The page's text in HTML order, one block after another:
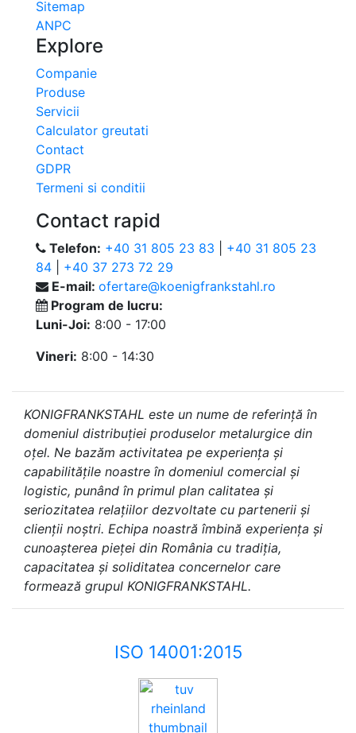
Sitemap
ANPC
Explore
Companie
Produse
Servicii
Calculator greutati
Contact
GDPR
Termeni si conditii
Contact rapid
Telefon: +40 31 805 23 83
+40 31 805 23
84
+40 37 273 72 29
E-mail: ofertare@koenigfrankstahl.ro
Program de lucru:
Luni-Joi: 8:00 - 17:00
Vineri: 8:00 - 14:30
KONIGFRANKSTAHL este un nume de referință în
domeniul distribuției produselor metalurgice din
oțel. Ne bazăm activitatea pe experiența și
capabilitățile noastre în domeniul comercial și
logistic, punând în primul plan calitatea și
seriozitatea relațiilor dezvoltate cu partenerii și
clienții noștri. Echipa noastră îmbină experiența și
cunoașterea pieței din România cu tradiția,
capacitatea și soliditatea concernelor care
formează grupul KONIGFRANKSTAHL.
ISO 14001:2015